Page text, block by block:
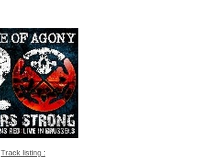
Track listing :